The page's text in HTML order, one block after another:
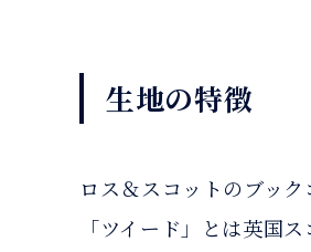
生地の特徴
ロス＆スコットのブッ
「ツイード」とは英国